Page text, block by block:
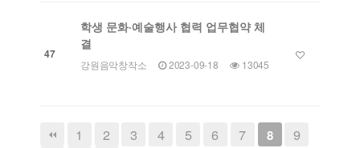
47
학생 문화·예술행사 협력 업무협약 체
결
강원음악창작소 2023-09-18 13045
1 2 3 4 5 6 7 8
9